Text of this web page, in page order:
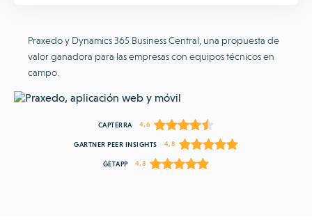
Praxedo y Dynamics 365 Business Central, una propuesta de
valor ganadora para las empresas con equipos técnicos en
campo.
CAPTERRA 4,6
GARTNER PEER INSIGHTS 4,8
GETAPP 4,8